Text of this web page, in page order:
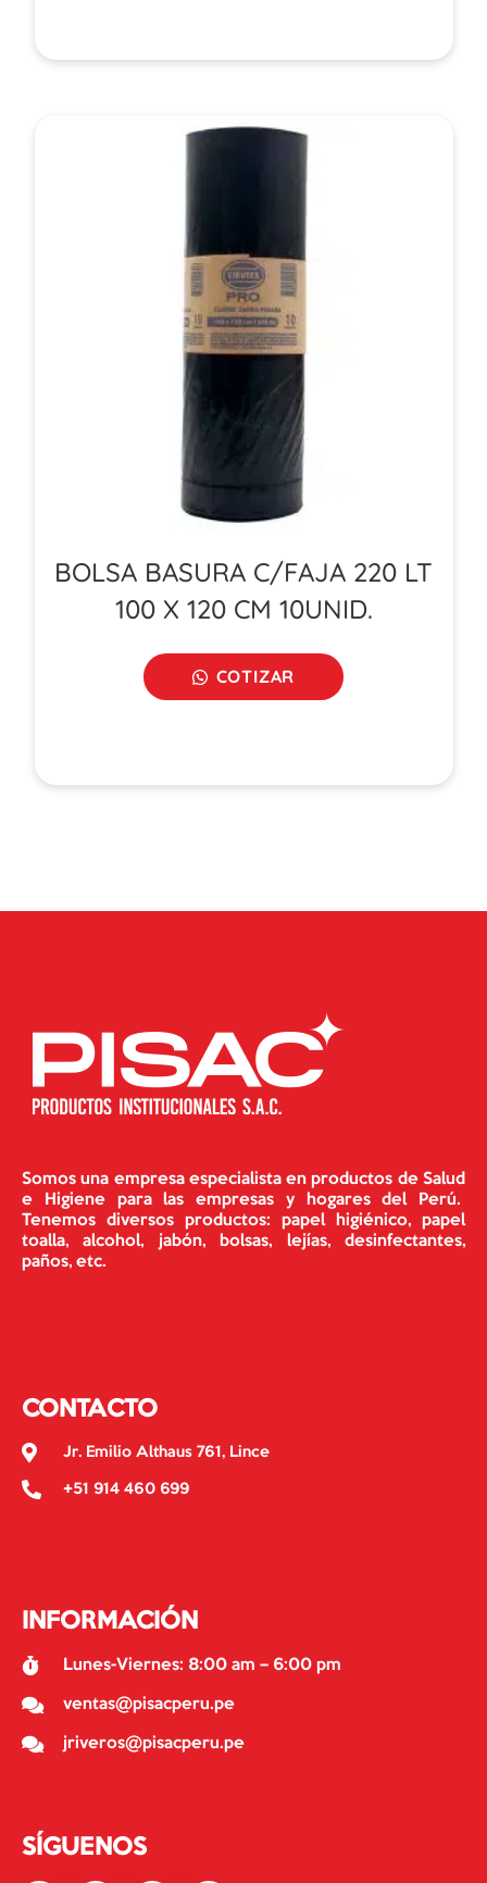
BOLSA BASURA C/FAJA 220 LT
100 X 120 CM 10UNID.
COTIZAR
Somos una empresa especialista en productos de Salud
e Higiene para las empresas y hogares del Perú.
Tenemos diversos productos: papel higiénico, papel
toalla, alcohol, jabón, bolsas, lejías, desinfectantes,
paños, etc.
CONTACTO
Jr. Emilio Althaus 761, Lince
+51 914 460 699
INFORMACIÓN
Lunes-Viernes: 8:00 am – 6:00 pm
ventas@pisacperu.pe
jriveros@pisacperu.pe
SÍGUENOS